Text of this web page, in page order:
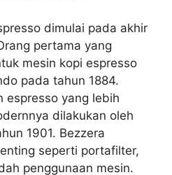
dimulai pada akhir
pertama yang
mesin kopi espresso
pada tahun 1884.
espresso yang lebih
dilakukan oleh
1901. Bezzera
seperti portafilter,
penggunaan mesin.